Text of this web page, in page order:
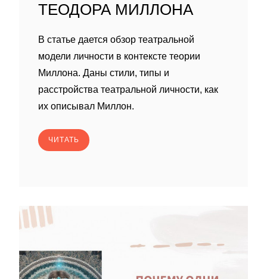
ТЕОДОРА МИЛЛОНА
В статье дается обзор театральной
модели личности в контексте теории
Миллона. Даны стили, типы и
расстройства театральной личности, как
их описывал Миллон.
ЧИТАТЬ